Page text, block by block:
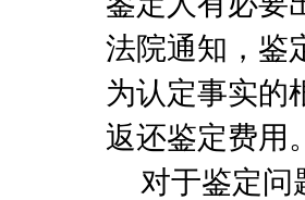
法院通知，鉴
为认定事实的
返还鉴定费用
对于鉴定问